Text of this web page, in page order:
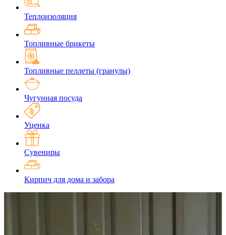
Теплоизоляция
Топливные брикеты
Топливные пеллеты (гранулы)
Чугунная посуда
Уценка
Сувениры
Кирпич для дома и забора